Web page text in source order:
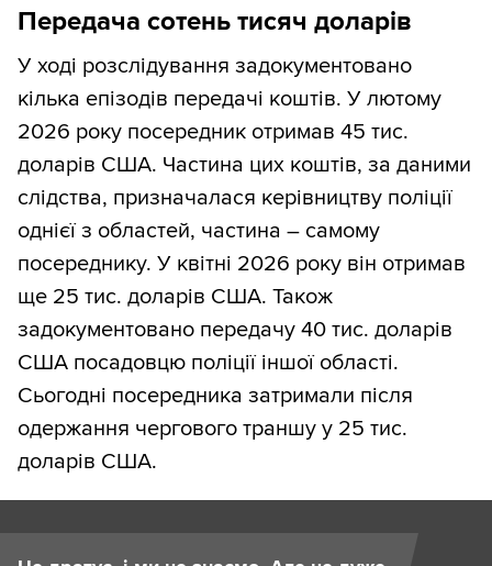
Передача сотень тисяч доларів
У ході розслідування задокументовано
кілька епізодів передачі коштів. У лютому
2026 року посередник отримав 45 тис.
доларів США. Частина цих коштів, за даними
слідства, призначалася керівництву поліції
однієї з областей, частина – самому
посереднику. У квітні 2026 року він отримав
ще 25 тис. доларів США. Також
задокументовано передачу 40 тис. доларів
США посадовцю поліції іншої області.
Сьогодні посередника затримали після
одержання чергового траншу у 25 тис.
доларів США.